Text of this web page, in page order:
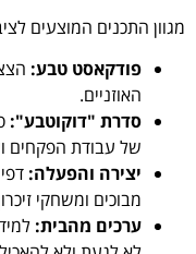
מגוון התכנים המוצעים
פודקאסט טבע:
האוזניים.
סדרת "דוקוטבע":
של עבודת הפקחים
יצירה והפעלה:
מבוכים ומשחקי
ערכים מהבית: